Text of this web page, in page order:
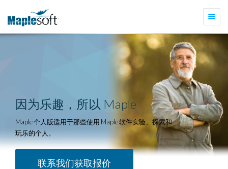
切
导
航
因为乐趣，所以 Maple
Maple 个人版适用于那些使用 Maple 软件实验、探索和
玩乐的个人。
联系我们获取报价